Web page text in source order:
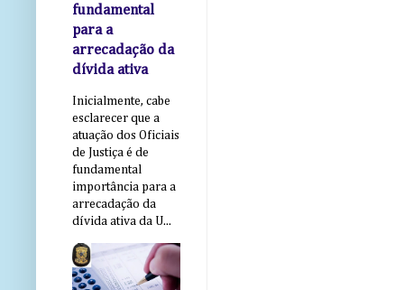
fundamental
para a
arrecadação da
dívida ativa
Inicialmente, cabe
esclarecer que a
atuação dos Oficiais
de Justiça é de
fundamental
importância para a
arrecadação da
dívida ativa da U...